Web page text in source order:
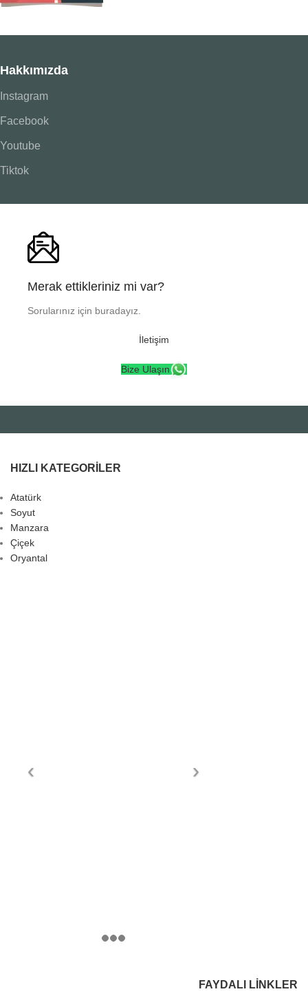
Hakkımızda
Instagram
Facebook
Youtube
Tiktok
Merak ettikleriniz mi var?
Sorularınız için buradayız.
İletişim
Bize Ulaşın
HIZLI KATEGORILER
Atatürk
Soyut
Manzara
Çiçek
Oryantal
FAYDALI LINKLER